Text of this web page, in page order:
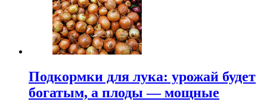
Подкормки для лука: урожай будет
богатым, а плоды — мощные